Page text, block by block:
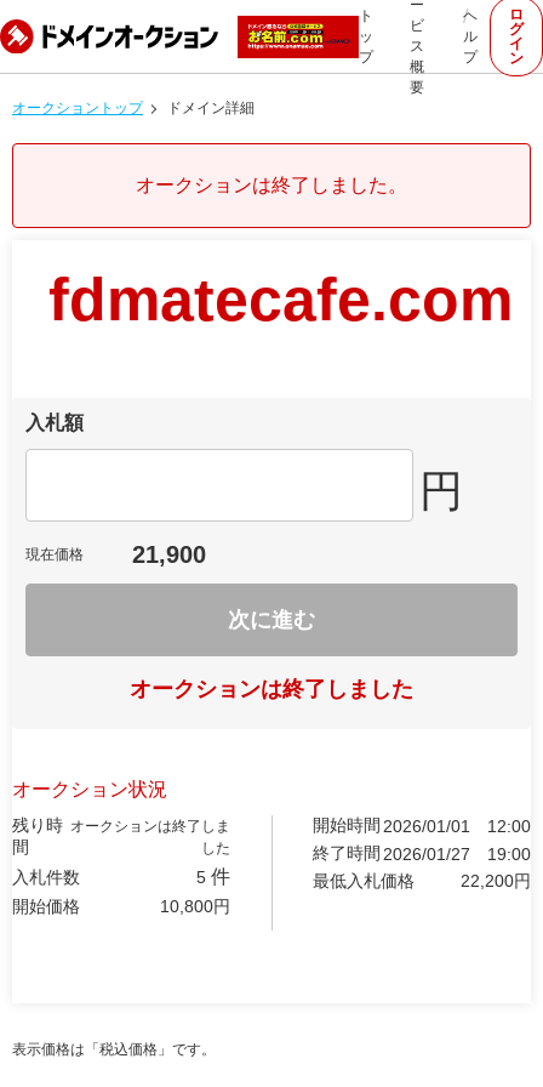
ト
ッ
プ
ー
ビ
ス
概
要
ヘ
ル
プ
ロ
グ
イ
ン
オークショントップ ドメイン詳細
オークションは終了しました。
fdmatecafe.com
入札額
円
現在価格 21,900
次に進む
オークションは終了しました
オークション状況
残り時
間
オークションは終了しま
した
入札件数 5 件
開始価格 10,800円
開始時間 2026/01/01
12:00
終了時間 2026/01/27
19:00
最低入札価格
22,200円
表示価格は「税込価格」です。